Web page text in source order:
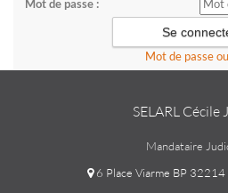
Mot de passe :
Mot de passe
SELARL Cécile
Mandataire
6 Place Viarme BP